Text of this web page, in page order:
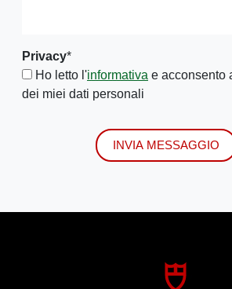
Privacy*
Ho letto l'informativa e acconsento
dei miei dati personali
INVIA MESSAGGIO